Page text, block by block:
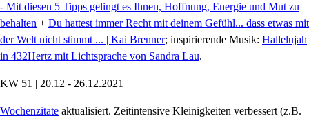
- Mit diesen 5 Tipps gelingt es Ihnen, Hoffnung, Energie und Mut zu
behalten + Du hattest immer Recht mit deinem Gefühl... dass etwas mit
der Welt nicht stimmt ... | Kai Brenner; inspirierende Musik: Hallelujah
in 432Hertz mit Lichtsprache von Sandra Lau.
KW 51 | 20.12 - 26.12.2021
Wochenzitate aktualisiert. Zeitintensive Kleinigkeiten verbessert (z.B.